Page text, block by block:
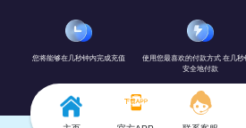
您将能够在几秒钟内完成充值
使用您最喜欢的付款方式 在几秒
安全地付款